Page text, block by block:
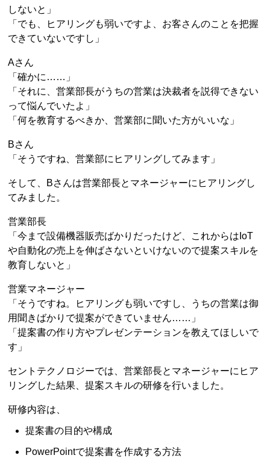
しないと」
「でも、ヒアリングも弱いですよ、お客さんのことを把握
できていないですし」
Aさん
「確かに……」
「それに、営業部長がうちの営業は決裁者を説得できない
って悩んでいたよ」
「何を教育するべきか、営業部に聞いた方がいいな」
Bさん
「そうですね、営業部にヒアリングしてみます」
そして、Bさんは営業部長とマネージャーにヒアリングし
てみました。
営業部長
「今まで設備機器販売ばかりだったけど、これからはIoT
や自動化の売上を伸ばさないといけないので提案スキルを
教育しないと」
営業マネージャー
「そうですね。ヒアリングも弱いですし、うちの営業は御
用聞きばかりで提案ができていません……」
「提案書の作り方やプレゼンテーションを教えてほしいで
す」
セントテクノロジーでは、営業部長とマネージャーにヒア
リングした結果、提案スキルの研修を行いました。
研修内容は、
提案書の目的や構成
PowerPointで提案書を作成する方法